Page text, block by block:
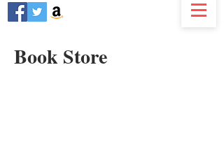
Book Store